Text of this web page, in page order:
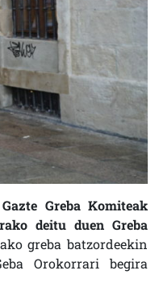
Greba Komiteak
deitu duen Greba
greba batzordeekin
Orokorrari begira